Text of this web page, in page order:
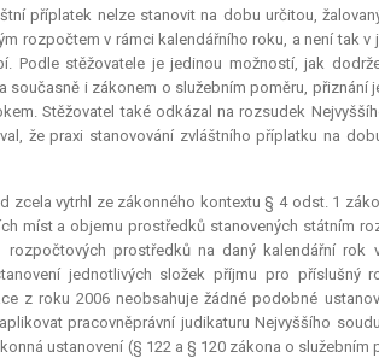
příplatek nelze stanovit na dobu určitou,
rozpočtem v rámci kalendářního roku, a není tak
Podle stěžovatele je jedinou možností, jak
i zákonem o služebním poměru, přiznání
Stěžovatel také odkázal na rozsudek
že praxi stanovování zvláštního příplatku na
zcela vytrhl ze zákonného kontextu § 4 odst. 1
míst a objemu prostředků stanovených státním
prostředků na daný kalendářní rok
jednotlivých složek příjmu pro příslušný
z roku 2006 neobsahuje žádné podobné
pracovněprávní judikaturu Nejvyššího
ustanovení (§ 122 a § 120 zákona o služebním